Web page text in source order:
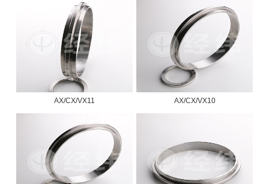
AX/CX/VX11 AX/CX/VX10